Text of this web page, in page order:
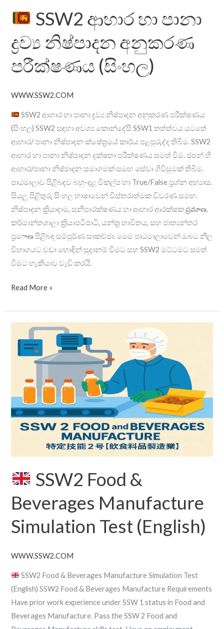
SSW2 ආහාර හා පානා
ද්‍රව්‍ය නිෂ්පාදන අනුකරණ
පරීක්ෂණය (සිංහල)
WWW.SSW2.COM
SSW2 ආහාර හා පානා ද්‍රව්‍ය නිෂ්පාදන අනුකරණ පරීක්ෂණය
(සිංහල) SSW2 සඳහා අවශ්‍ය කොන්දේසි SSW1 තත්ත්වය යටතේ
ආහාර/ පානා නිෂ්පාදන ක්ෂේත්‍රයේ කාර්ය පළපුරුද්ද තිබීම. SSW2
ආහාර හා පානා නිෂ්පාදන දක්ෂතා පරීක්ෂණය සමත් වීම. ජපන් හි
ආහාර/පානා නිෂ්පාදන සමාගමක් සමඟ සේවා ගිවිසුමක් තිබීම.
පාඨමාලාව පිළිබඳව බහු-දළ විකල්ප හා True/False ප්‍රශ්න අභ්‍යාස.
සියලු පිළිතුරු සිංහල භාෂාවෙන් විස්තරාත්මක විවරණ සමඟ.
නිෂ්පාදන ක්‍රියාදාම, සනීපාරක්ෂණය හා ආහාර ආරක්ෂක ప్రమాణ,
කර්මාන්තශාලා ක්‍රියාපටිපාටි, යන්ත්‍ර භාවිතය, සහ ජාත්‍යන්තර
ප්‍රමాణ පිළිබඳ සම්පූර්ණ සාකච්ඡා. මෙම පාඨමාලාවෙන් ඔබට නිල
විභාගයට වඩා හොඳින් සූදානම් වීමට සහ SSW2 මට්ටමට සමත්
වීමට හැකියාව වැඩි කරයි.
Read More »
SSW2 Food &
Beverages Manufacture
Simulation Test (English)
WWW.SSW2.COM
SSW2 Food & Beverages Manufacture Simulation Test
(English) SSW2 Food & Beverages Manufacture Requirements
Have prior work experience under SSW 1 status in Food and
Beverages Manufacture. Pass the SSW 2 Food and
SSW2
Food
Beverages
Manufacture
Simulation
Test